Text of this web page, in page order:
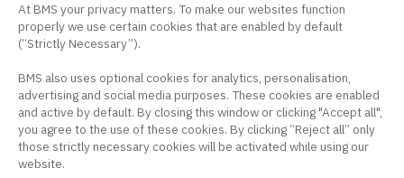
療養生活のサポート
At BMS your privacy matters. To make our websites function
properly we use certain cookies that are enabled by default
(“Strictly Necessary”).
BMS also uses optional cookies for analytics, personalisation,
advertising and social media purposes. These cookies are enabled
and active by default. By closing this window or clicking "Accept all",
you agree to the use of these cookies. By clicking “Reject all” only
those strictly necessary cookies will be activated while using our
website.